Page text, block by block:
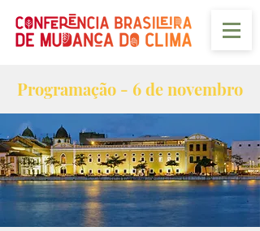
Programação - 6 de novembro